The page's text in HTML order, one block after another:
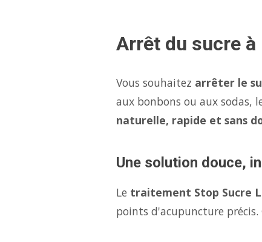
Arrêt du sucre
Vous souhaitez arrêter le
aux bonbons ou aux sodas,
naturelle, rapide et sans
Une solution douce,
Le traitement Stop Sucre
points d'acupuncture